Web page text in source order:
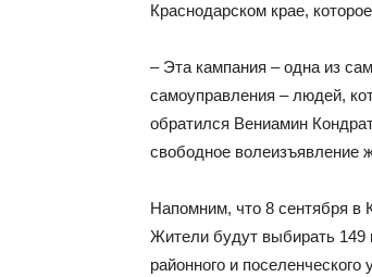
Краснодарском крае,
– Эта кампания – одна из
самоуправления – людей,
обратился Вениамин
свободное волеизъявление
Напомним, что 8 сентября в
Жители будут выбирать 149
районного и